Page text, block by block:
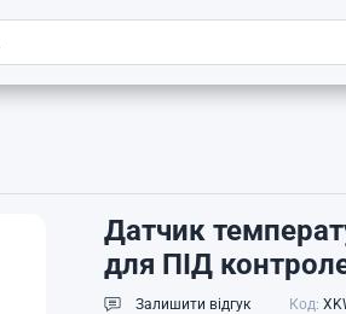
Датчик
для ПІД
Залишити відгук Код: